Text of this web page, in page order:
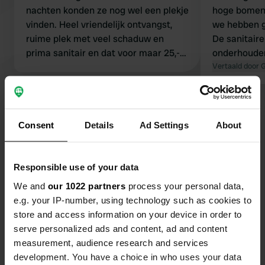
Consent Details Ad Settings About
Responsible use of your data
We and our 1022 partners process your personal data,
e.g. your IP-number, using technology such as cookies to
store and access information on your device in order to
serve personalized ads and content, ad and content
measurement, audience research and services
development. You have a choice in who uses your data
nachten konden ze nog wel een plekje
vinden. Heel vriendelijk ontvangst,
ruime plek met veel schaduw en
prima sanitair en dat voor maar 25,-
hoge
we hebben
De
Vertaald door
Contact
Locatie